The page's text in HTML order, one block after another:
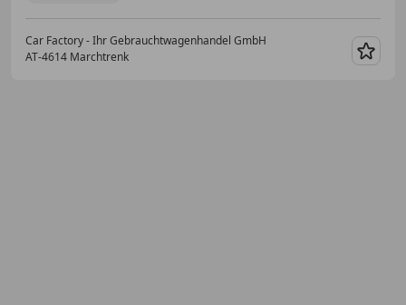
Car Factory - Ihr Gebrauchtwagenhandel GmbH
AT-4614 Marchtrenk